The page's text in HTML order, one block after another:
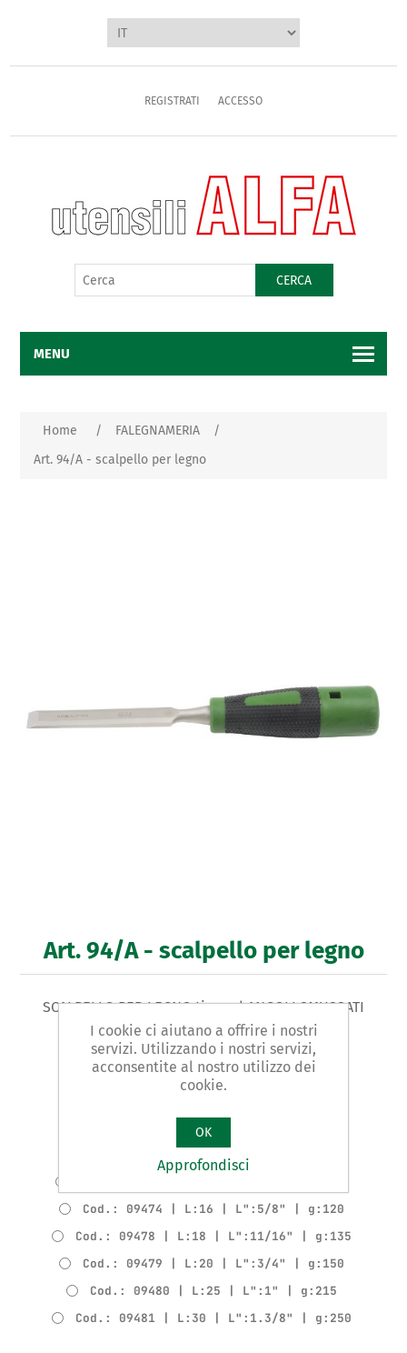
REGISTRATI ACCESSO
CERCA
MENU
Home / FALEGNAMERIA
/
Art. 94/A - scalpello per legno
Art. 94/A - scalpello per legno
SCALPELLO PER LEGNO tipo ad ANGOLI SMUSSATI
Varianti prodotto
Cod.: 09472 | L:6 | L":1/4" | g:75
Cod.: 09474 | L:10 | L":3/8" | g:85
Cod.: 09474 | L:16 | L":5/8" | g:120
Cod.: 09478 | L:18 | L":11/16" | g:135
Cod.: 09479 | L:20 | L":3/4" | g:150
Cod.: 09480 | L:25 | L":1" | g:215
Cod.: 09481 | L:30 | L":1.3/8" | g:250
I cookie ci aiutano a offrire i nostri
servizi. Utilizzando i nostri servizi,
acconsentite al nostro utilizzo dei
cookie.
OK
Approfondisci